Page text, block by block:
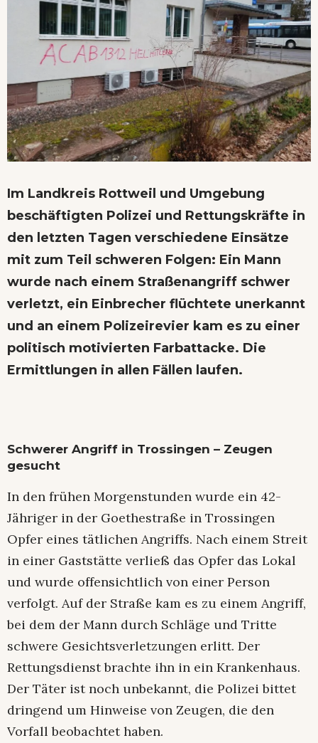
Im Landkreis Rottweil und Umgebung
beschäftigten Polizei und Rettungskräfte in
den letzten Tagen verschiedene Einsätze
mit zum Teil schweren Folgen: Ein Mann
wurde nach einem Straßenangriff schwer
verletzt, ein Einbrecher flüchtete unerkannt
und an einem Polizeirevier kam es zu einer
politisch motivierten Farbattacke. Die
Ermittlungen in allen Fällen laufen.
Schwerer Angriff in Trossingen – Zeugen
gesucht
In den frühen Morgenstunden wurde ein 42-
Jähriger in der Goethestraße in Trossingen
Opfer eines tätlichen Angriffs. Nach einem Streit
in einer Gaststätte verließ das Opfer das Lokal
und wurde offensichtlich von einer Person
verfolgt. Auf der Straße kam es zu einem Angriff,
bei dem der Mann durch Schläge und Tritte
schwere Gesichtsverletzungen erlitt. Der
Rettungsdienst brachte ihn in ein Krankenhaus.
Der Täter ist noch unbekannt, die Polizei bittet
dringend um Hinweise von Zeugen, die den
Vorfall beobachtet haben.